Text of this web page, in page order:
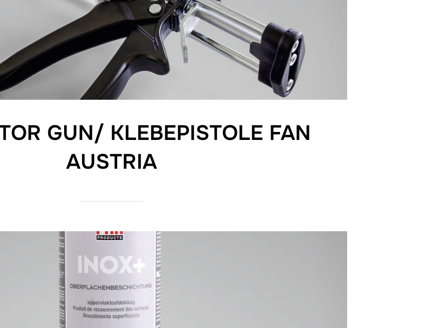
GUN/ KLEBEPISTOLE FAN
AUSTRIA